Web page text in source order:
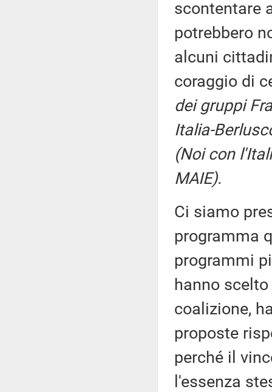
scontentare
potrebbero
alcuni
coraggio di
dei gruppi
Italia-
(Noi con
MAIE).
Ci siamo
programma
programmi
hanno
coalizione,
proposte
perché il
l'essenza